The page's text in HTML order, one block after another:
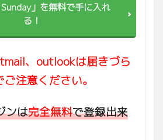
」を無料で手に入れ
る！
、outlookは届きづら
ご注意ください。
ンは完全無料で登録出来